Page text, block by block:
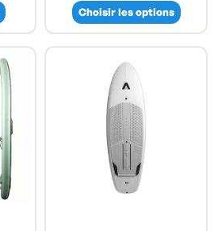
Choisir les options